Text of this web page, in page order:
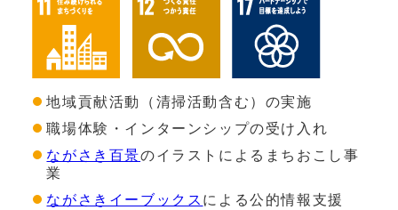
地域貢献活動（清掃活動含む）の実施
職場体験・インターンシップの受け入れ
ながさき百景のイラストによるまちおこし事
業
ながさきイーブックスによる公的情報支援